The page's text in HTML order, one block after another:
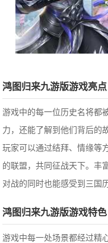
鸿图归来九游版游戏亮点
游戏中的每一位历史名将都
力，还能了解到他们背后的
玩家可以通过结拜、情缘等
的联盟，共同征战天下。丰
对战的同时也能感受到三国
鸿图归来九游版游戏特色
游戏中每一处场景都经过精